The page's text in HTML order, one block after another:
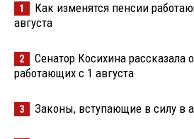
1
Как изменятся пенсии
августа
2
Сенатор Косихина рассказала
работающих с 1 августа
3 Законы, вступающие в силу в